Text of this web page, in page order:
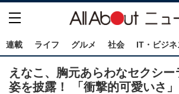
連載 ライフ グルメ 社会 IT・ビジネ
えなこ、胸元あらわなセクシー
姿を披露！ 「衝撃的可愛いさ